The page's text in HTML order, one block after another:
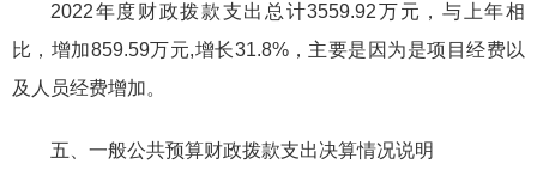
2022年度财政拨款支出总计3559.92万元，与上年相
比，增加859.59万元,增长31.8%，主要是因为是项目经费以
及人员经费增加。
五、一般公共预算财政拨款支出决算情况说明